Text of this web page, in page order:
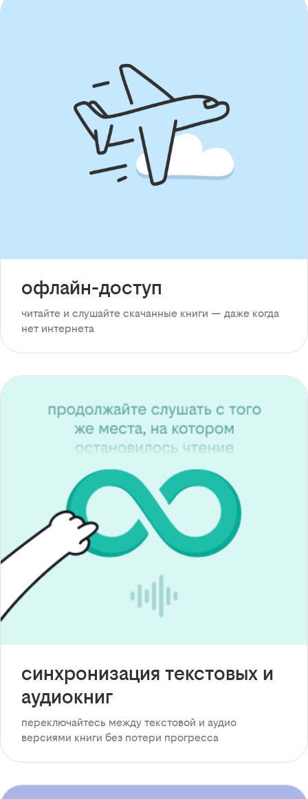
офлайн-доступ
читайте и слушайте скачанные книги — даже когда
нет интернета
синхронизация текстовых и
аудиокниг
переключайтесь между текстовой и аудио
версиями книги без потери прогресса